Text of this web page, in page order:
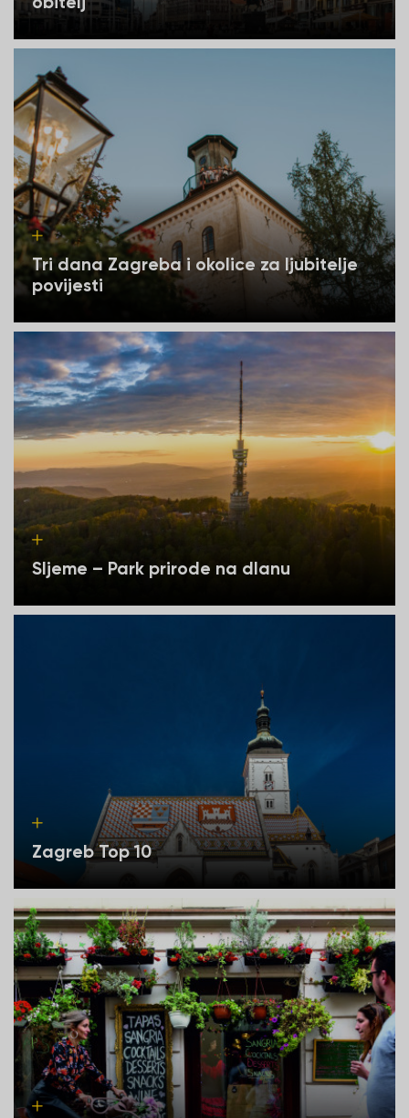
Tri dana Zagreba i okolice za ljubitelje
povijesti
Sljeme – Park prirode na dlanu
Zagreb Top 10